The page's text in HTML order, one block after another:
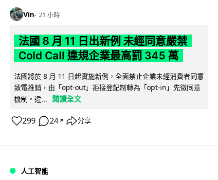
Vin 21 小時
法國 8 月 11 日出新例 未經同意嚴禁
Cold Call 違規企業最高罰 345 萬
法國將於 8 月 11 日起實施新例，全面禁止企業未經消費者同意
致電推銷，由「opt-out」拒接登記制轉為「opt-in」先徵同意
機制。違...
閱讀全文
299 24 ↗ 分享
人工智能